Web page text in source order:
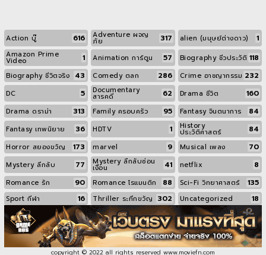
Action บู๊ 616 Adventure ผจญ
ภัย 317 alien (มนุษย์ต่างดาว) 1
Amazon Prime
Video 1 Animation การ์ตูน 57 Biography ชีวประวัติ 118
Biography ชีวิตจริง 43 Comedy ตลก 286 Crime อาชญากรรม 232
DC 5 Documentary
สารคดี 62 Drama ชีวิต 160
Drama ดราม่า 313 Family ครอบครัว 95 Fantasy จินตนาการ 84
Fantasy เทพนิยาย 36 HDTV 1 History
ประวัติศาสตร์ 84
Horror สยองขวัญ 173 marvel 9 Musical เพลง 70
Mystery ลึกลับ 77 Mystery ลึกลับซ่อน
เงื่อน 41 netflix 8
Romance รัก 90 Romance โรแมนติก 88 Sci-Fi วิทยาศาสตร์ 135
Sport กีฬา 16 Thriller ระทึกขวัญ 302 Uncategorized 18
copyright © 2022 all rights reserved www.moviefn.com